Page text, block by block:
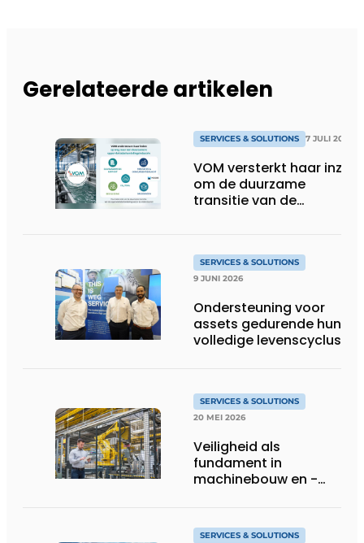
Gerelateerde artikelen
SERVICES & SOLUTIONS 7 JULI 2026
VOM versterkt haar inzet
om de duurzame
transitie van de
SERVICES & SOLUTIONS
9 JUNI 2026
Ondersteuning voor
assets gedurende hun
volledige levenscyclus
SERVICES & SOLUTIONS
20 MEI 2026
Veiligheid als
fundament in
machinebouw en -
SERVICES & SOLUTIONS